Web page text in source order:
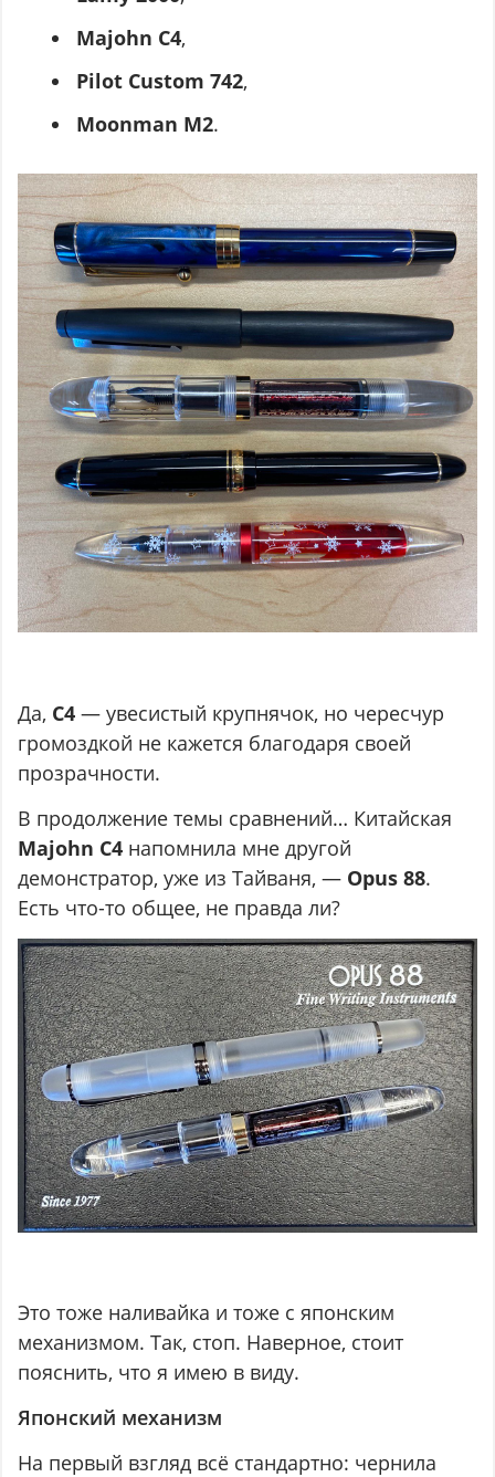
Majohn C4,
Pilot Custom 742,
Moonman M2.
Да, С4 — увесистый крупнячок, но чересчур
громоздкой не кажется благодаря своей
прозрачности.
В продолжение темы сравнений… Китайская
Majohn C4 напомнила мне другой
демонстратор, уже из Тайваня, — Opus 88.
Есть что-то общее, не правда ли?
Это тоже наливайка и тоже с японским
механизмом. Так, стоп. Наверное, стоит
пояснить, что я имею в виду.
Японский механизм
На первый взгляд всё стандартно: чернила